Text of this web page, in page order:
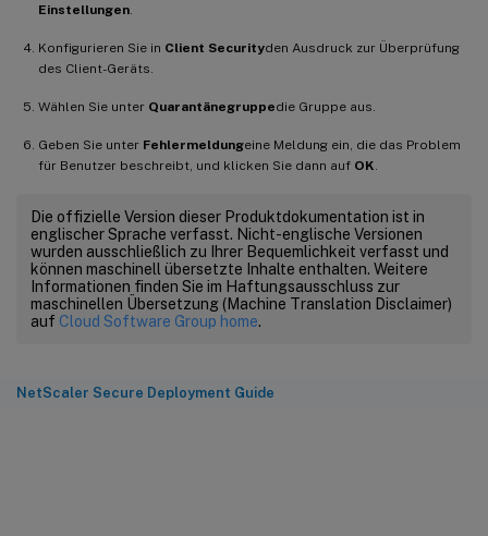
Einstellungen
Konfigurieren Sie in Client Securityden Ausdruck zur Überprüfung
des Client-Geräts.
Wählen Sie unter Quarantänegruppedie Gruppe aus.
Geben Sie unter Fehlermeldungeine Meldung ein, die das Problem
für Benutzer beschreibt, und klicken Sie dann auf OK
Die offizielle Version dieser Produktdokumentation ist in
englischer Sprache verfasst. Nicht-englische Versionen
wurden ausschließlich zu Ihrer Bequemlichkeit verfasst und
können maschinell übersetzte Inhalte enthalten. Weitere
Informationen finden Sie im Haftungsausschluss zur
maschinellen Übersetzung (Machine Translation Disclaimer)
auf Cloud Software Group home.
NetScaler Secure Deployment Guide